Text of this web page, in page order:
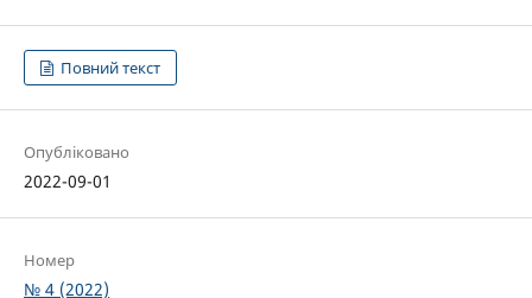
Повний текст
Опубліковано
2022-09-01
Номер
№ 4 (2022)